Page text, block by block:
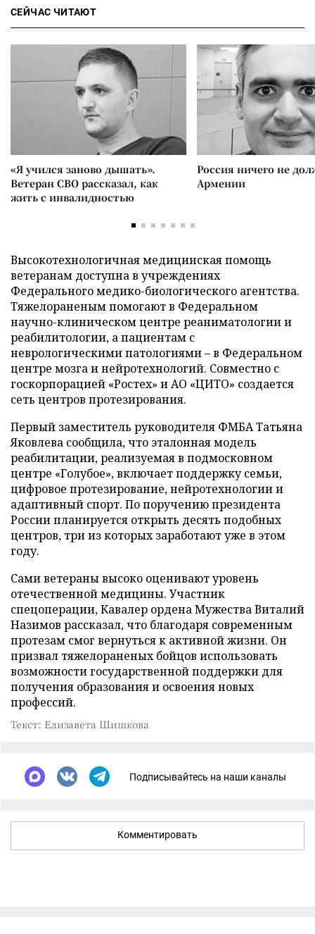
СЕЙЧАС ЧИТАЮТ
«Я учился заново дышать».
Ветеран СВО рассказал, как
жить с инвалидностью
Россия ничего не
Армении
Высокотехнологичная медицинская помощь
ветеранам доступна в учреждениях
Федерального медико-биологического агентства.
Тяжелораненым помогают в Федеральном
научно-клиническом центре реаниматологии и
реабилитологии, а пациентам с
неврологическими патологиями – в Федеральном
центре мозга и нейротехнологий. Совместно с
госкорпорацией «Ростех» и АО «ЦИТО» создается
сеть центров протезирования.
Первый заместитель руководителя ФМБА Татьяна
Яковлева сообщила, что эталонная модель
реабилитации, реализуемая в подмосковном
центре «Голубое», включает поддержку семьи,
цифровое протезирование, нейротехнологии и
адаптивный спорт. По поручению президента
России планируется открыть десять подобных
центров, три из которых заработают уже в этом
году.
Сами ветераны высоко оценивают уровень
отечественной медицины. Участник
спецоперации, Кавалер ордена Мужества Виталий
Назимов рассказал, что благодаря современным
протезам смог вернуться к активной жизни. Он
призвал тяжелораненых бойцов использовать
возможности государственной поддержки для
получения образования и освоения новых
профессий.
Текст: Елизавета Шишкова
Подписывайтесь на наши каналы
Комментировать